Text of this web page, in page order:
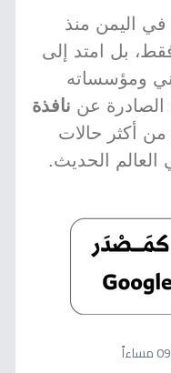
في اليمن منذ
بل امتد إلى
ومؤسساته
الصادرة عن نافذة
من أكثر حالات
العالم الحديث.